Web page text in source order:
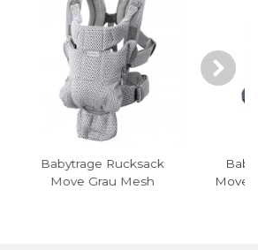
Rucksack
Mesh
Babytrage Adapt
Flex Mesh in Rosa